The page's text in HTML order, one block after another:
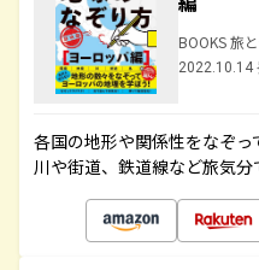
BOOKS 旅
2022.10.14
各国の地形や関係性をなぞっ
川や街道、鉄道線など旅気分